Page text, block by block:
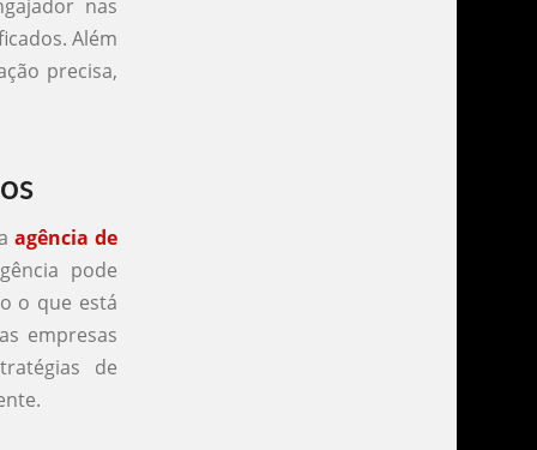
nas
Além
precisa,
agência de
pode
o que está
empresas
de